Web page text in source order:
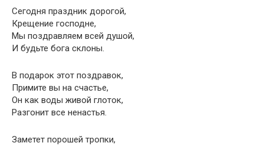
Сегодня праздник дорогой,
Крещение господне,
Мы поздравляем всей душой,
И будьте бога склоны.
В подарок этот поздравок,
Примите вы на счастье,
Он как воды живой глоток,
Разгонит все ненастья.
Заметет порошей тропки,